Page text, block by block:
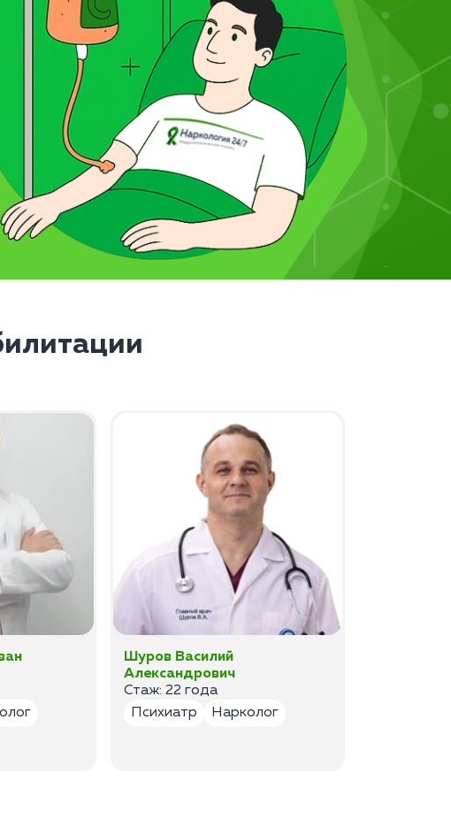
Шуров Василий
Александрович
Стаж: 22 года
Психиатр
Нарколог